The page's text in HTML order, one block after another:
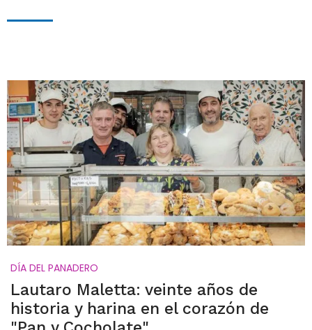
DÍA DEL PANADERO
Lautaro Maletta: veinte años de
historia y harina en el corazón de